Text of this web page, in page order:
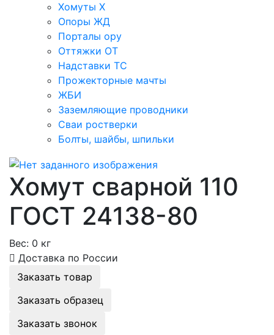
Хомуты Х
Опоры ЖД
Порталы ору
Оттяжки ОТ
Надставки ТС
Прожекторные мачты
ЖБИ
Заземляющие проводники
Сваи ростверки
Болты, шайбы, шпильки
Хомут сварной 110
ГОСТ 24138-80
Вес: 0 кг
Доставка по России
Заказать товар
Заказать образец
Заказать звонок